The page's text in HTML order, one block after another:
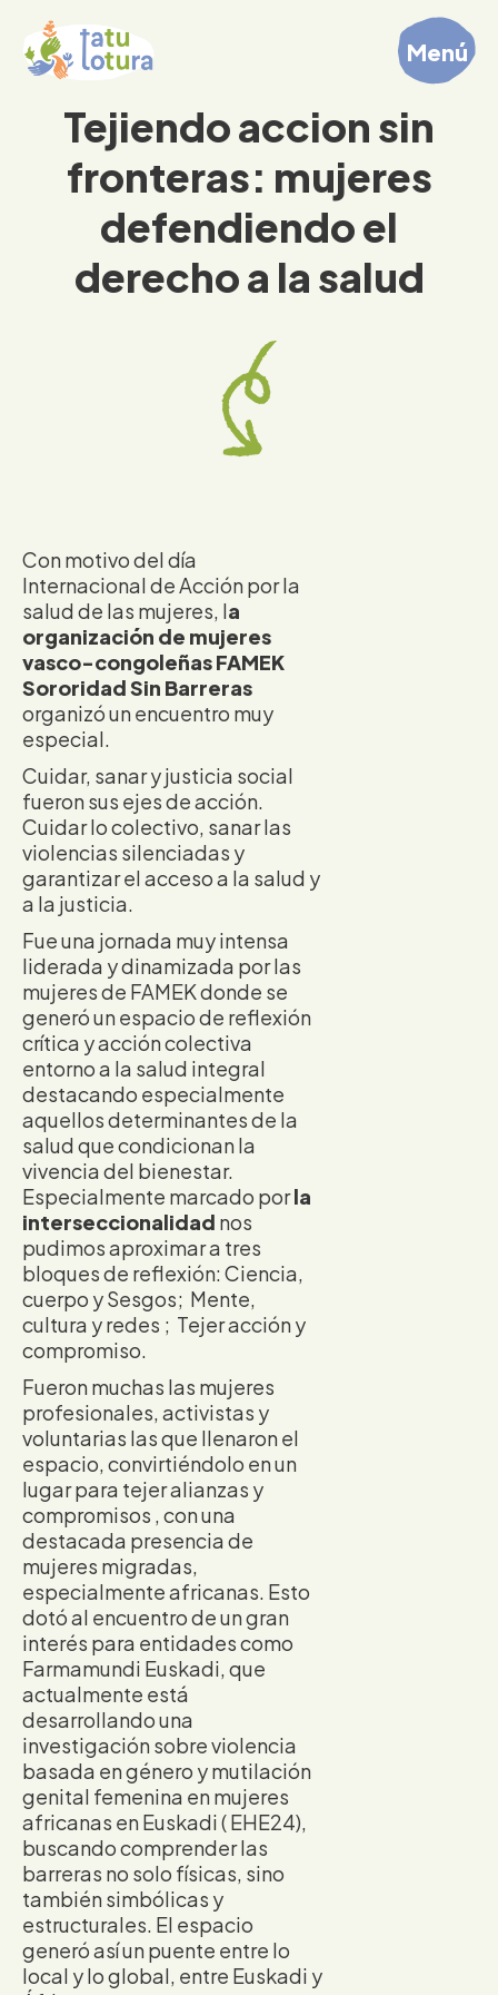
Menú
Tejiendo accion sin
fronteras: mujeres
defendiendo el
derecho a la salud
Con motivo del día
Internacional de Acción por la
salud de las mujeres, la
organización de mujeres
vasco-congoleñas FAMEK
Sororidad Sin Barreras
organizó un encuentro muy
especial.
Cuidar, sanar y justicia social
fueron sus ejes de acción.
Cuidar lo colectivo, sanar las
violencias silenciadas y
garantizar el acceso a la salud y
a la justicia.
Fue una jornada muy intensa
liderada y dinamizada por las
mujeres de FAMEK donde se
generó un espacio de reflexión
crítica y acción colectiva
entorno a la salud integral
destacando especialmente
aquellos determinantes de la
salud que condicionan la
vivencia del bienestar.
Especialmente marcado porla
interseccionalidad nos
pudimos aproximar a tres
bloques de reflexión: Ciencia,
cuerpo y Sesgos; Mente,
cultura y redes ; Tejer acción y
compromiso.
Fueron muchas las mujeres
profesionales, activistas y
voluntarias las que llenaron el
espacio, convirtiéndolo en un
lugar para tejer alianzas y
compromisos , con una
destacada presencia de
mujeres migradas,
especialmente africanas. Esto
dotó al encuentro de un gran
interés para entidades como
Farmamundi Euskadi, que
actualmente está
desarrollando una
investigación sobre violencia
basada en género y mutilación
genital femenina en mujeres
africanas en Euskadi ( EHE24),
buscando comprender las
barreras no solo físicas, sino
también simbólicas y
estructurales. El espacio
generó así un puente entre lo
local y lo global, entre Euskadi y